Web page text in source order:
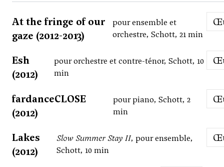
At the fringe of our
gaze (2012-2013)
pour ensemble et
orchestre, Schott, 21 min
Esh
(2012)
pour orchestre et contre-ténor, Schott, 10
min
fardanceCLOSE
(2012)
pour piano, Schott, 2
min
Lakes
(2012)
Slow Summer Stay II, pour ensemble,
Schott, 10 min